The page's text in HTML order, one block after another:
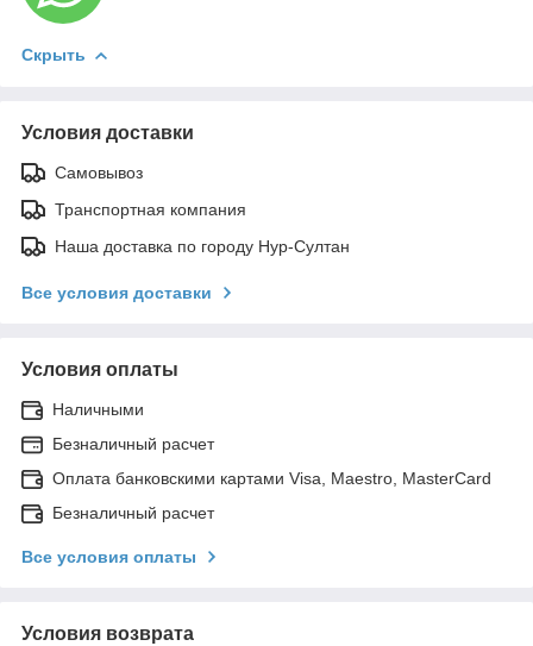
Скрыть
Условия доставки
Самовывоз
Транспортная компания
Наша доставка по городу Нур-Султан
Все условия доставки
Условия оплаты
Наличными
Безналичный расчет
Оплата банковскими картами Visa, Maestro, MasterCard
Безналичный расчет
Все условия оплаты
Условия возврата